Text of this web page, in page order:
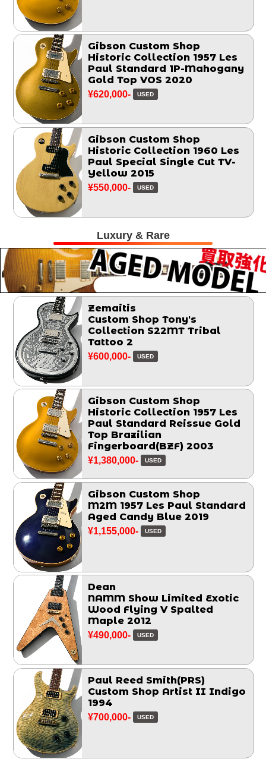
Gibson Custom Shop
Historic Collection 1957 Les
Paul Standard 1P-Mahogany
Gold Top VOS 2020
¥620,000- USED
Gibson Custom Shop
Historic Collection 1960 Les
Paul Special Single Cut TV-
Yellow 2015
¥550,000- USED
Luxury & Rare
Zemaitis
Custom Shop Tony's
Collection S22MT Tribal
Tattoo 2
¥600,000- USED
Gibson Custom Shop
Historic Collection 1957 Les
Paul Standard Reissue Gold
Top Brazilian
Fingerboard(BZF) 2003
¥1,380,000- USED
Gibson Custom Shop
M2M 1957 Les Paul Standard
Aged Candy Blue 2019
¥1,155,000- USED
Dean
NAMM Show Limited Exotic
Wood Flying V Spalted
Maple 2012
¥490,000- USED
Paul Reed Smith(PRS)
Custom Shop Artist II Indigo
1994
¥700,000- USED